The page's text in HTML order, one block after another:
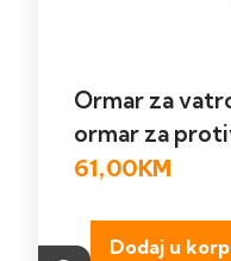
Ormar za
ormar za
61,00KM
Dodaj u